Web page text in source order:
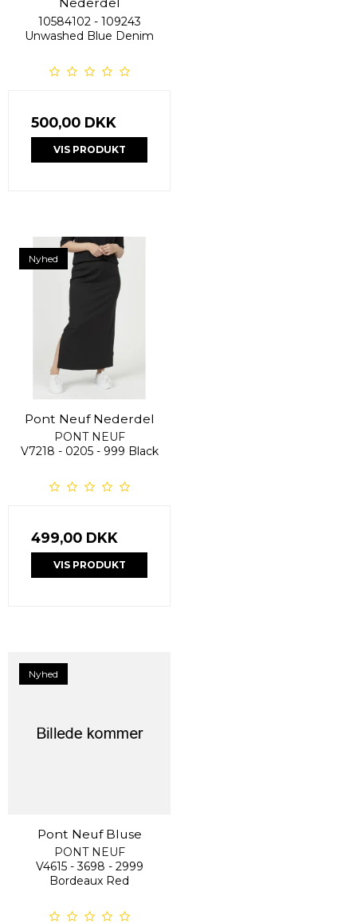
10584102 - 109243
Unwashed Blue Denim
500,00 DKK
VIS PRODUKT
Nyhed
Pont Neuf Nederdel
PONT NEUF
V7218 - 0205 - 999 Black
499,00 DKK
VIS PRODUKT
Nyhed
Pont Neuf Bluse
PONT NEUF
V4615 - 3698 - 2999
Bordeaux Red